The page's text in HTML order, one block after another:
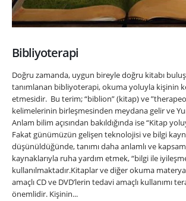
Bibliyoterapi
Doğru zamanda, uygun bireyle doğru kitabı
tanımlanan bibliyoterapi, okuma yoluyla kişinin
etmesidir. Bu terim; “biblion” (kitap) ve
kelimelerinin birleşmesinden meydana gelir ve
Anlam bilim açısından bakıldığında ise “Kitap
Fakat günümüzün gelişen teknolojisi ve bilgi
düşünüldüğünde, tanımı daha anlamlı ve
kaynaklarıyla ruha yardım etmek, “bilgi ile
kullanılmaktadır.Kitaplar ve diğer okuma
amaçlı CD ve DVD’lerin tedavi amaçlı kullanımı
önemlidir. Kişinin...